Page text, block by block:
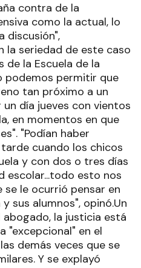
contra de la
como la actual, lo
discusión",
la seriedad de este caso
la Escuela de la
podemos permitir que
tan próximo a un
día jueves con vientos
en momentos en que
"Podían haber
cuando los chicos
y con dos o tres días
escolar...todo esto nos
se le ocurrió pensar en
sus alumnos", opinó.Un
la justicia está
"excepcional" en el
demás veces que se
Y se explayó